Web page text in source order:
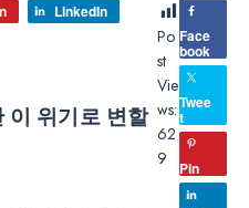
LinkedIn
이 위기로 변할
Po
st
Vie
ws:
62
9
Face
book
Twee
t
Pin